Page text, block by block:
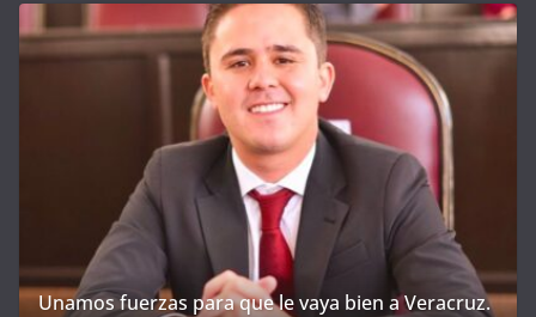
Unamos fuerzas para que le vaya bien a Veracruz.